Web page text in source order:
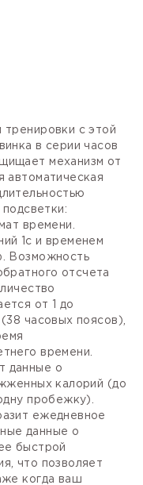
тренировки с этой
в серии часов
механизм от
автоматическая
времени.
1с и временем
Возможность
отсчета
от 1 до
часовых поясов),
времени.
данные о
калорий (до
пробежку).
ежедневное
данные о
быстрой
что позволяет
когда ваш